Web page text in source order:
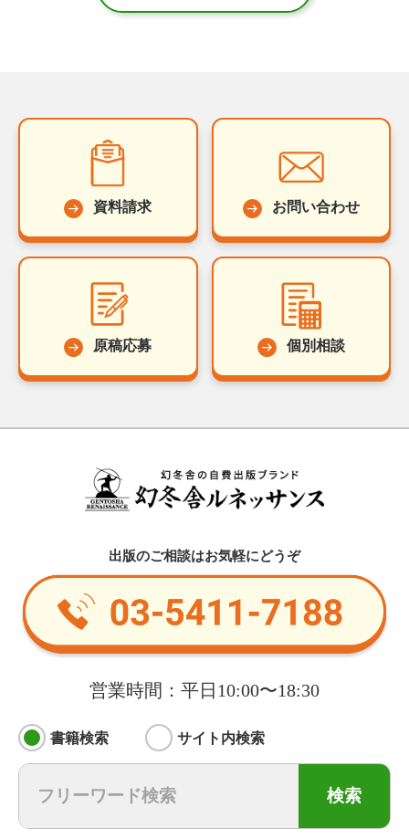
資料請求 お問い合わせ
原稿応募 個別相談
出版のご相談はお気軽にどうぞ
営業時間：平日10:00〜18:30
書籍検索 サイト内検索
検索